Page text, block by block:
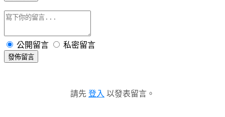
公開留言 私密留言
發佈留言
請先 登入 以發表留言。